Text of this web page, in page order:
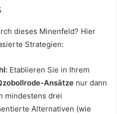
dieses Minenfeld? Hier
Strategien:
Etablieren Sie in Ihrem
Ansätze nur dann
mindestens drei
Alternativen (wie